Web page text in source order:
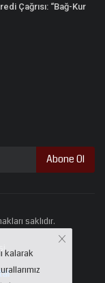
Çağrısı: “Bağ-Kur
Abone Ol
saklıdır.
kalarak